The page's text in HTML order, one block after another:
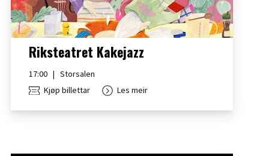
Riksteatret Kakejazz
17:00 | Storsalen
Kjøp billettar
Les meir